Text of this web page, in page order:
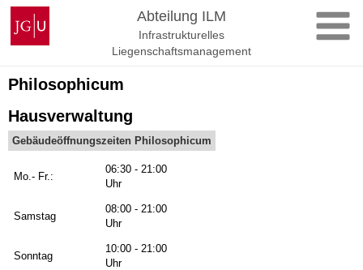
Zum
Inhalt
springen
Johannes
Gutenberg-
Universität
Abteilung ILM
Infrastrukturelles
Liegenschaftsmanagement
Philosophicum
Hausverwaltung
Gebäudeöffnungszeiten Philosophicum
Mo.- Fr.:
06:30 - 21:00
Uhr
Samstag
08:00 - 21:00
Uhr
Sonntag
10:00 - 21:00
Uhr